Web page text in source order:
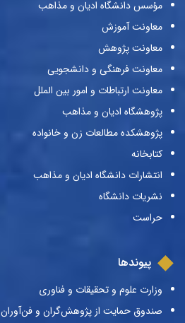
مؤسس دانشگاه ادیان و مذاهب
معاونت آموزش
معاونت پژوهش
معاونت فرهنگی و دانشجویی
معاونت ارتباطات و امور بین الملل
پژوهشگاه ادیان و مذاهب
پژوهشکده مطالعات زن و خانواده
کتابخانه
انتشارات دانشگاه ادیان و مذاهب
نشریات دانشگاه
حراست
پیوندها
وزارت علوم و تحقیقات و فناوری
صندوق حمایت از پژوهش‌گران و فن‌آوران